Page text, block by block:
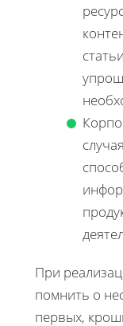
При
помнить о
первых,